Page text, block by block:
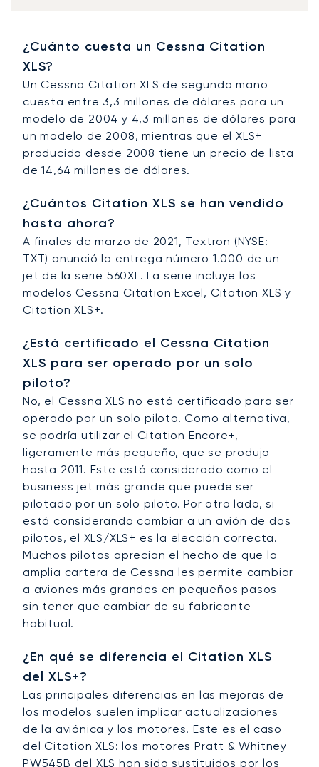
¿Cuánto cuesta un Cessna Citation
XLS?
Un Cessna Citation XLS de segunda mano
cuesta entre 3,3 millones de dólares para un
modelo de 2004 y 4,3 millones de dólares para
un modelo de 2008, mientras que el XLS+
producido desde 2008 tiene un precio de lista
de 14,64 millones de dólares.
¿Cuántos Citation XLS se han vendido
hasta ahora?
A finales de marzo de 2021, Textron (NYSE:
TXT) anunció la entrega número 1.000 de un
jet de la serie 560XL. La serie incluye los
modelos Cessna Citation Excel, Citation XLS y
Citation XLS+.
¿Está certificado el Cessna Citation
XLS para ser operado por un solo
piloto?
No, el Cessna XLS no está certificado para ser
operado por un solo piloto. Como alternativa,
se podría utilizar el Citation Encore+,
ligeramente más pequeño, que se produjo
hasta 2011. Este está considerado como el
business jet más grande que puede ser
pilotado por un solo piloto. Por otro lado, si
está considerando cambiar a un avión de dos
pilotos, el XLS/XLS+ es la elección correcta.
Muchos pilotos aprecian el hecho de que la
amplia cartera de Cessna les permite cambiar
a aviones más grandes en pequeños pasos
sin tener que cambiar de su fabricante
habitual.
¿En qué se diferencia el Citation XLS
del XLS+?
Las principales diferencias en las mejoras de
los modelos suelen implicar actualizaciones
de la aviónica y los motores. Este es el caso
del Citation XLS: los motores Pratt & Whitney
PW545B del XLS han sido sustituidos por los